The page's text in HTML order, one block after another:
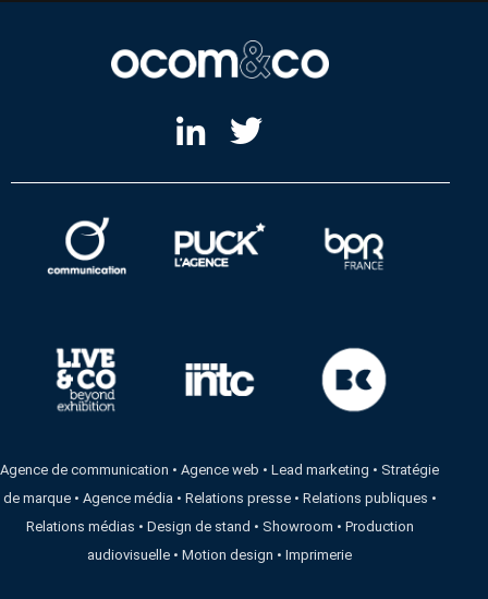
Agence de communication •Agence web •Lead marketing • Stratégie
de marque• Agence média • Relations presse• Relations publiques •
Relations médias • Design de stand • Showroom • Production
audiovisuelle •Motion design •Imprimerie